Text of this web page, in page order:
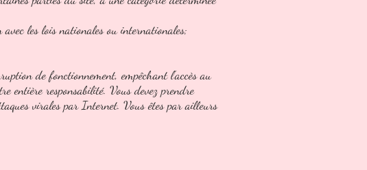
les lois nationales ou internationales;
de fonctionnement, empêchant l'accès au
entière responsabilité. Vous devez prendre
virales par Internet. Vous êtes par ailleurs